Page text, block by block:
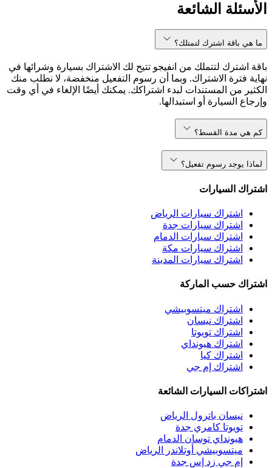
الأسئلة الشائعة
ما هي باقة اشترك لتمتلك؟
باقة اشترك لتتملك من انفيجو تتيح لك الاشتراك بسيارة وشرائها في
نهاية فترة الاشتراك. وبما أن رسوم التفعيل منخفضة، لا نطلب منك
الكثير من المستندات لبدء اشتراكك. يمكنك أيضًا الإلغاء في أي وقت
وإرجاع السيارة أو استبدالها.
كم هي مدة القسط؟
لماذا يوجد رسوم تفعيل؟
اشتراك السيارات
اشتراك سيارات الرياض
اشتراك سيارات جدة
اشتراك سيارات الدمام
اشتراك سيارات مكة
اشتراك سيارات المدينة
اشتراك حسب الماركة
اشتراك ميتسوبيشي
اشتراك نيسان
اشتراك تويوتا
اشتراك هيونداي
اشتراك كيا
اشتراك إم جي
اشتراكات السيارات الشائعة
نيسان باترول الرياض
تويوتا كامري جدة
هيونداي توسان الدمام
ميتسوبيشي أوتلاندر الرياض
إم جي زد إس جدة